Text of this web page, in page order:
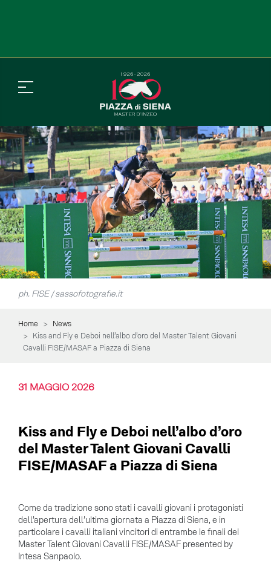
ph. FISE / sassofotografie.it
Home
News
Kiss and Fly e Deboi nell’albo d’oro del Master Talent Giovani
Cavalli FISE/MASAF a Piazza di Siena
31 MAGGIO2026
Kiss and Fly e Deboi nell’albo d’oro
del Master Talent Giovani Cavalli
FISE/MASAF a Piazza di Siena
Come da tradizione sono stati i cavalli giovani i protagonisti
dell’apertura dell’ultima giornata a Piazza di Siena, e in
particolare i cavalli italiani vincitori di entrambe le finali del
Master Talent Giovani Cavalli FISE/MASAF presented by
Intesa Sanpaolo.